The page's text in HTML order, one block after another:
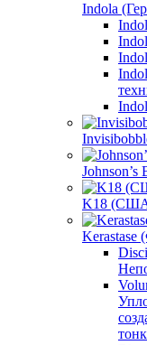
Indola
K18
Kerastase